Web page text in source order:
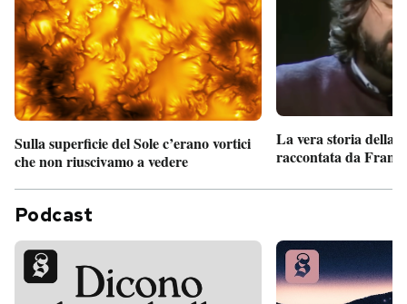
Sulla superficie del Sole c’erano vortici
che non riuscivamo a vedere
La vera storia della
raccontata da
Podcast